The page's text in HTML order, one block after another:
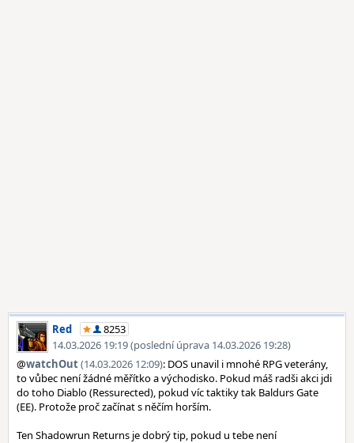
Red
8253
14.03.2026 19:19 (poslední úprava 14.03.2026 19:28)
@watchOut(14.03.2026 12:09): DOS unavil i mnohé RPG veterány,
to vůbec není žádné měřítko a východisko. Pokud máš radši akci jdi
do toho Diablo (Ressurected), pokud víc taktiky tak Baldurs Gate
(EE). Protože proč začínat s něčím horším.
Ten Shadowrun Returns je dobrý tip, pokud u tebe není